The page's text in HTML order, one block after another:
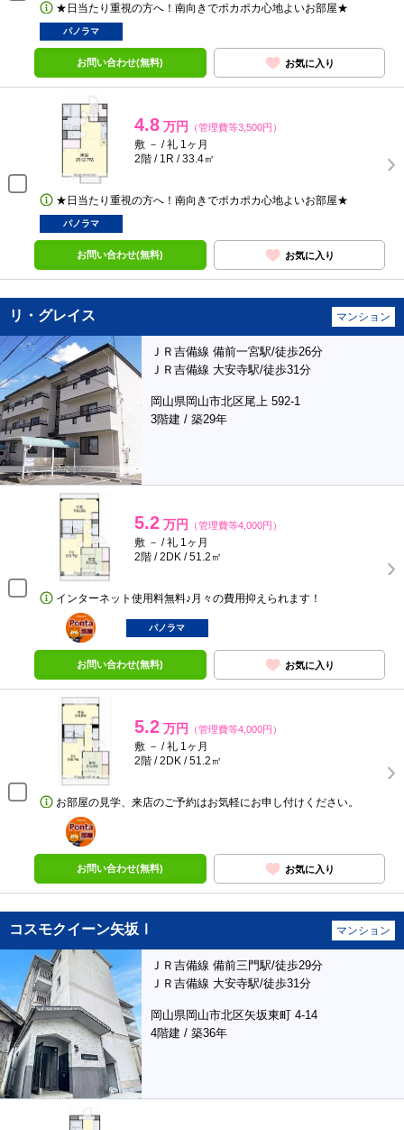
★日当たり重視の方へ！南向きでポカポカ心地よいお部屋★
パノラマ
お問い合わせ(無料) お気に入り
4.8 万円 （管理費等3,500円）
敷 － / 礼 1ヶ月
2階 / 1R / 33.4㎡
★日当たり重視の方へ！南向きでポカポカ心地よいお部屋★
パノラマ
お問い合わせ(無料) お気に入り
リ・グレイス マンション
ＪＲ吉備線 備前一宮駅/徒歩26分
ＪＲ吉備線 大安寺駅/徒歩31分
岡山県岡山市北区尾上 592-1
3階建 / 築29年
5.2 万円 （管理費等4,000円）
敷 － / 礼 1ヶ月
2階 / 2DK / 51.2㎡
インターネット使用料無料♪月々の費用抑えられます！
ポンタ
部屋
パノラマ
お問い合わせ(無料) お気に入り
5.2 万円 （管理費等4,000円）
敷 － / 礼 1ヶ月
2階 / 2DK / 51.2㎡
お部屋の見学、来店のご予約はお気軽にお申し付けください。
ポンタ
部屋
お問い合わせ(無料) お気に入り
コスモクイーン矢坂Ⅰ マンション
ＪＲ吉備線 備前三門駅/徒歩29分
ＪＲ吉備線 大安寺駅/徒歩31分
岡山県岡山市北区矢坂東町 4-14
4階建 / 築36年